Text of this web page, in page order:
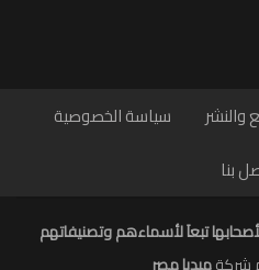
سياسة الخصوصية
بنا
تبعاَ لأسماءهم وتصنيفاتهم